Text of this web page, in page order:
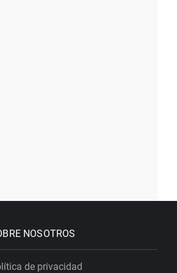
NOSOTROS
de privacidad